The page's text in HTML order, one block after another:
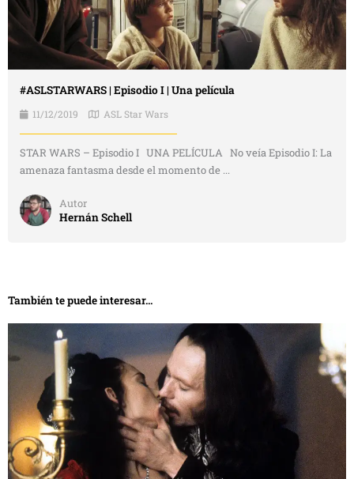
#ASLSTARWARS | Episodio I | Una película
11/12/2019 ASL Star Wars
STAR WARS – Episodio I UNA PELÍCULA No veía Episodio I: La
amenaza fantasma desde el momento de ...
Autor
Hernán Schell
También te puede interesar...